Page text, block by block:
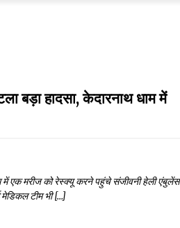
हादसा, केदारनाथ धाम में
मरीज को रेस्क्यू करने पहुंचे संजीवनी हेली एंबुलेंस
टीम भी […]